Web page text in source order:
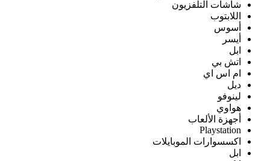
شاشات التلفزيون
اللابتوب
أسوس
أيسر
ابل
اتش بي
ام اس اي
ديل
لينوفو
هواوي
أجهزة الألعاب
Playstation
اكسسوارات الموبايلات
ابل